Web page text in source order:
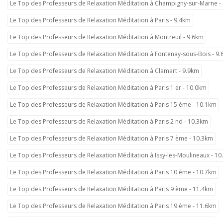
Le Top des Professeurs de Relaxation Méditation à Champigny-sur-Marne -
Le Top des Professeurs de Relaxation Méditation à Paris - 9.4km
Le Top des Professeurs de Relaxation Méditation à Montreuil - 9.6km
Le Top des Professeurs de Relaxation Méditation à Fontenay-sous-Bois -
Le Top des Professeurs de Relaxation Méditation à Clamart - 9.9km
Le Top des Professeurs de Relaxation Méditation à Paris 1 er - 10.0km
Le Top des Professeurs de Relaxation Méditation à Paris 15 ème - 10.1km
Le Top des Professeurs de Relaxation Méditation à Paris 2 nd - 10.3km
Le Top des Professeurs de Relaxation Méditation à Paris 7 ème - 10.3km
Le Top des Professeurs de Relaxation Méditation à Issy-les-Moulineaux -
Le Top des Professeurs de Relaxation Méditation à Paris 10 ème - 10.7km
Le Top des Professeurs de Relaxation Méditation à Paris 9 ème - 11.4km
Le Top des Professeurs de Relaxation Méditation à Paris 19 ème - 11.6km